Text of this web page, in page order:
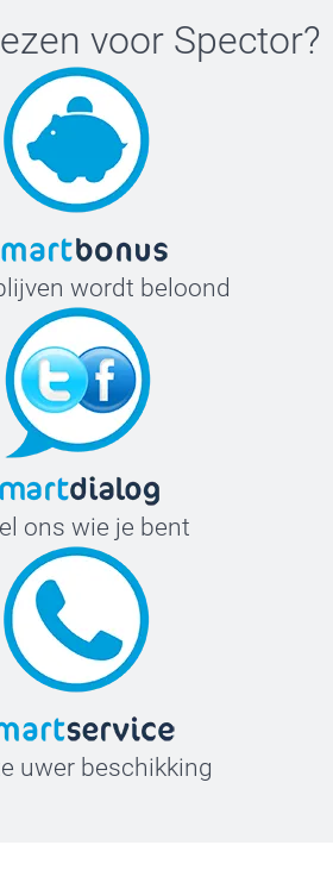
voor Spector?
wordt beloond
ons wie je bent
uwer beschikking